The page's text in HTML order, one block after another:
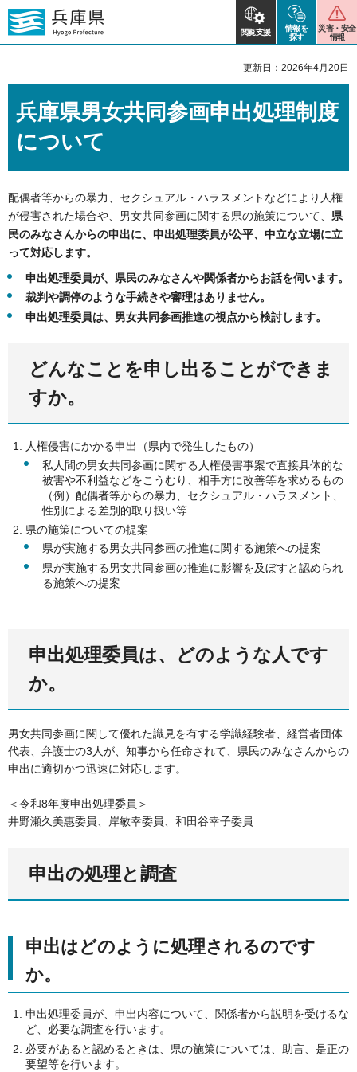
閲覧支援
情報を
探す
災害・安全
情報
更新日：2026年4月20日
兵庫県男女共同参画申出処理制度
について
配偶者等からの暴力、セクシュアル・ハラスメントなどにより人権
が侵害された場合や、男女共同参画に関する県の施策について、 県
民のみなさんからの申出に、申出処理委員が公平、中立な立場に立
って対応します。
申出処理委員が、県民のみなさんや関係者からお話を伺います。
裁判や調停のような手続きや審理はありません。
申出処理委員は、男女共同参画推進の視点から検討します。
どんなことを申し出ることができま
すか。
人権侵害にかかる申出（県内で発生したもの）
私人間の男女共同参画に関する人権侵害事案で直接具体的な
被害や不利益などをこうむり、相手方に改善等を求めるもの
（例）配偶者等からの暴力、セクシュアル・ハラスメント、
性別による差別的取り扱い等
県の施策についての提案
県が実施する男女共同参画の推進に関する施策への提案
県が実施する男女共同参画の推進に影響を及ぼすと認められ
る施策への提案
申出処理委員は、どのような人です
か。
男女共同参画に関して優れた識見を有する学識経験者、経営者団体
代表、弁護士の3人が、知事から任命されて、県民のみなさんからの
申出に適切かつ迅速に対応します。
＜令和8年度申出処理委員＞
井野瀬久美惠委員、岸敏幸委員、和田谷幸子委員
申出の処理と調査
申出はどのように処理されるのです
か。
申出処理委員が、申出内容について、関係者から説明を受けるな
ど、必要な調査を行います。
必要があると認めるときは、県の施策については、助言、是正の
要望等を行います。